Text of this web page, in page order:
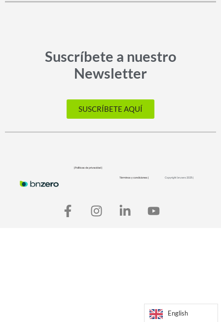
Suscríbete a nuestro
Newsletter
SUSCRÍBETE AQUÍ
| Políticas de privacidad |
Términos y condiciones | Copyright bnzero 2025 |
English